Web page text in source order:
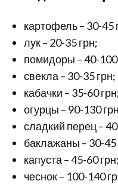
картофель – 30-45
лук – 20-35 грн;
помидоры – 40-100
свекла – 30-35 грн;
кабачки – 35-60
огурцы – 90-130
сладкий перец –
баклажаны – 30-45
капуста – 45-60 грн;
чеснок – 100-140